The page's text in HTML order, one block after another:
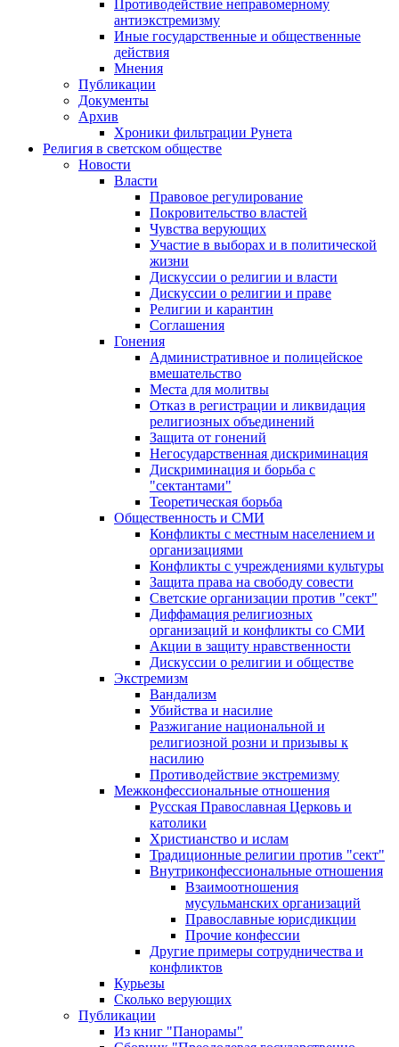
Противодействие неправомерному
антиэкстремизму
Иные государственные и общественные
действия
Мнения
Публикации
Документы
Архив
Хроники фильтрации Рунета
Религия в светском обществе
Новости
Власти
Правовое регулирование
Покровительство властей
Чувства верующих
Участие в выборах и в политической
жизни
Дискуссии о религии и власти
Дискуссии о религии и праве
Религии и карантин
Соглашения
Гонения
Административное и полицейское
вмешательство
Места для молитвы
Отказ в регистрации и ликвидация
религиозных объединений
Защита от гонений
Негосударственная дискриминация
Дискриминация и борьба с
"сектантами"
Теоретическая борьба
Общественность и СМИ
Конфликты с местным населением и
организациями
Конфликты с учреждениями культуры
Защита права на свободу совести
Светские организации против "сект"
Диффамация религиозных
организаций и конфликты со СМИ
Акции в защиту нравственности
Дискуссии о религии и обществе
Экстремизм
Вандализм
Убийства и насилие
Разжигание национальной и
религиозной розни и призывы к
насилию
Противодействие экстремизму
Межконфессиональные отношения
Русская Православная Церковь и
католики
Христианство и ислам
Традиционные религии против "сект"
Внутриконфессиональные отношения
Взаимоотношения
мусульманских организаций
Православные юрисдикции
Прочие конфессии
Другие примеры сотрудничества и
конфликтов
Курьезы
Сколько верующих
Публикации
Из книг "Панорамы"